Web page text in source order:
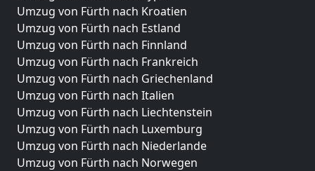
Umzug von Fürth nach Kroatien
Umzug von Fürth nach Estland
Umzug von Fürth nach Finnland
Umzug von Fürth nach Frankreich
Umzug von Fürth nach Griechenland
Umzug von Fürth nach Italien
Umzug von Fürth nach Liechtenstein
Umzug von Fürth nach Luxemburg
Umzug von Fürth nach Niederlande
Umzug von Fürth nach Norwegen